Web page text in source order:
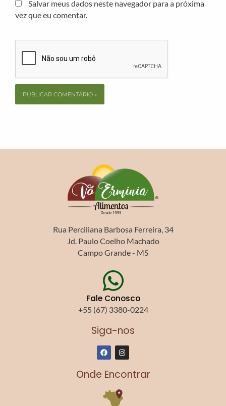
Salvar meus dados neste navegador para a próxima
vez que eu comentar.
Rua Perciliana Barbosa Ferreira, 34
Jd. Paulo Coelho Machado
Campo Grande - MS
Fale Conosco
+55 (67) 3380-0224
Siga-nos
F
a
c
e
b
o
k
I
n
s
a
r
a
Onde Encontrar